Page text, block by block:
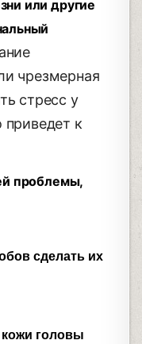
или другие
чрезмерная
стресс у
приведет к
проблемы,
сделать их
кожи головы